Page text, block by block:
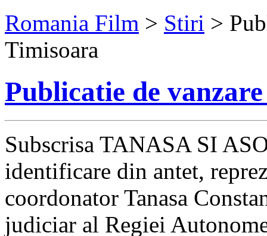
Romania Film > Stiri >
Timisoara
Publicatie de
Subscrisa TANASA SI
identificare din antet,
coordonator Tanasa
judiciar al Regiei